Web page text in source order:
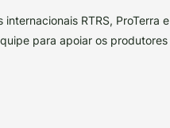
RTRS, ProTerra e
para apoiar os produtores